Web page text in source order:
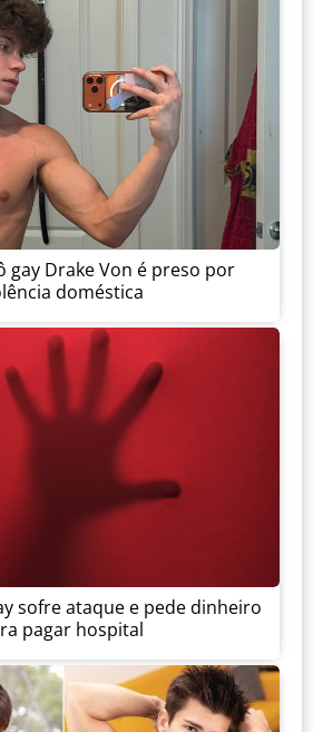
gay Drake Von é preso por
doméstica
sofre ataque e pede dinheiro
pagar hospital